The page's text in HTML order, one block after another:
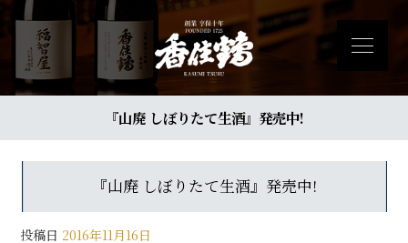
『山廃 しぼりたて生酒』発売中!
『山廃 しぼりたて生酒』発売中!
投稿日 2016年11月16日